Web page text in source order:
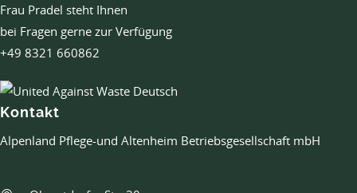
Frau Pradel steht Ihnen
bei Fragen gerne zur Verfügung
+49 8321 660862
Kontakt
Alpenland Pflege-und Altenheim Betriebsgesellschaft mbH